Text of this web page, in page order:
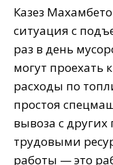
Казез
ситуация с
раз в день
могут проехать
расходы по
простоя
вывоза с
трудовыми
работы — это